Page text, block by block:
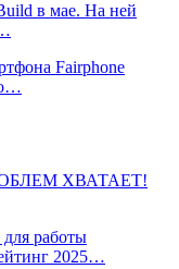
в мае. На ней
Fairphone
ХВАТАЕТ!
работы
2025…